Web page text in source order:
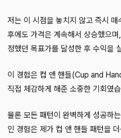
저는 이 시점을 놓치지 않고 즉시
후에도 가격은 계속해서 상승했으
정했던 목표가를 달성한 후 수익을
이 경험은 컵 앤 핸들(Cup and
직접 체감하게 해준 소중한 기회였
물론 모든 패턴이 완벽하게 성공하
인 경험은 제가 컵 앤 핸들 패턴을